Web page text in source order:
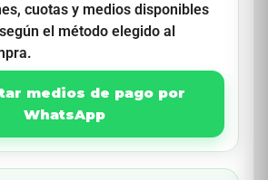
cuotas y medios disponibles
el método elegido al
medios de pago por
WhatsApp